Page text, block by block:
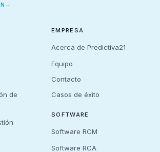
→
de
EMPRESA
Acerca de Predictiva21
Equipo
Contacto
Casos de éxito
SOFTWARE
Software RCM
Software RCA